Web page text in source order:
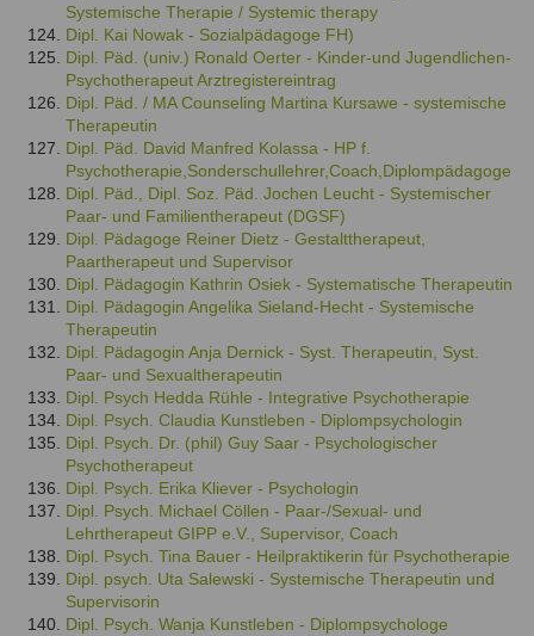
Systemische Therapie / Systemic therapy
Dipl. Kai Nowak - Sozialpädagoge FH)
Dipl. Päd. (univ.) Ronald Oerter - Kinder-und Jugendlichen-
Psychotherapeut Arztregistereintrag
Dipl. Päd. / MA Counseling Martina Kursawe - systemische
Therapeutin
Dipl. Päd. David Manfred Kolassa - HP f.
Psychotherapie,Sonderschullehrer,Coach,Diplompädagoge
Dipl. Päd., Dipl. Soz. Päd. Jochen Leucht - Systemischer
Paar- und Familientherapeut (DGSF)
Dipl. Pädagoge Reiner Dietz - Gestalttherapeut,
Paartherapeut und Supervisor
Dipl. Pädagogin Kathrin Osiek - Systematische Therapeutin
Dipl. Pädagogin Angelika Sieland-Hecht - Systemische
Therapeutin
Dipl. Pädagogin Anja Dernick - Syst. Therapeutin, Syst.
Paar- und Sexualtherapeutin
Dipl. Psych Hedda Rühle - Integrative Psychotherapie
Dipl. Psych. Claudia Kunstleben - Diplompsychologin
Dipl. Psych. Dr. (phil) Guy Saar - Psychologischer
Psychotherapeut
Dipl. Psych. Erika Kliever - Psychologin
Dipl. Psych. Michael Cöllen - Paar-/Sexual- und
Lehrtherapeut GIPP e.V., Supervisor, Coach
Dipl. Psych. Tina Bauer - Heilpraktikerin für Psychotherapie
Dipl. psych. Uta Salewski - Systemische Therapeutin und
Supervisorin
Dipl. Psych. Wanja Kunstleben - Diplompsychologe